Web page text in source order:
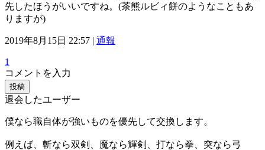
先したほうがいいですね。(茶熊ルビィ餅のようなこともあ
りますが)
2019年8月15日 22:57 | 通報
1
コメントを入力
投稿
退会したユーザー
僕なら職自体が強いものを優先して交換します。
例えば、斬なら双剣、魔なら輝剣、打なら拳、突なら弓